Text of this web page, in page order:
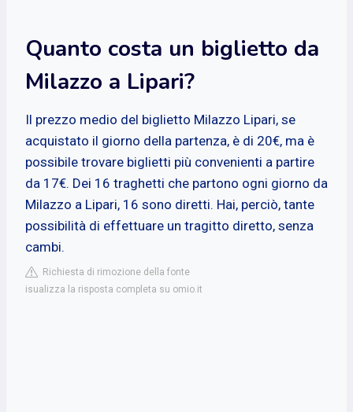
Quanto costa un biglietto da
Milazzo a Lipari?
Il prezzo medio del biglietto Milazzo Lipari, se
acquistato il giorno della partenza, è di 20€, ma è
possibile trovare biglietti più convenienti a partire
da 17€. Dei 16 traghetti che partono ogni giorno da
Milazzo a Lipari, 16 sono diretti. Hai, perciò, tante
possibilità di effettuare un tragitto diretto, senza
cambi.
Richiesta di rimozione della fonte
isualizza la risposta completa su omio.it